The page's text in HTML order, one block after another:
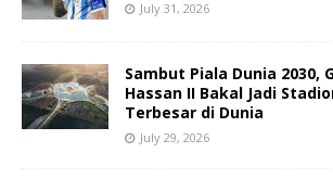
July 31, 2026
Sambut Piala Dunia 2030,
Hassan II Bakal Jadi
Terbesar di Dunia
July 29, 2026